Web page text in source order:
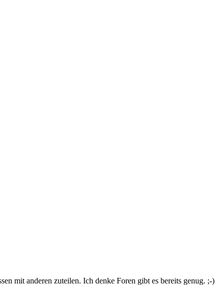
mit anderen zuteilen. Ich denke Foren gibt es bereits genug. ;-)